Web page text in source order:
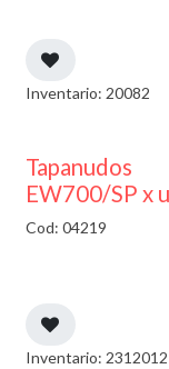
Inventario: 20082
50%
Tapanudos
EW700/SP x
Cod: 04219
Inventario: 2312012